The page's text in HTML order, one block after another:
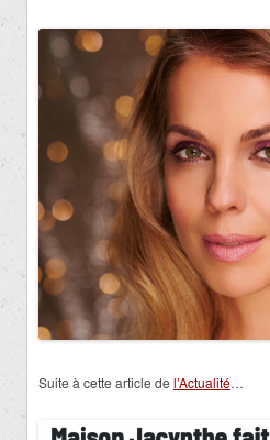
Suite à cette article de l’Actualité…